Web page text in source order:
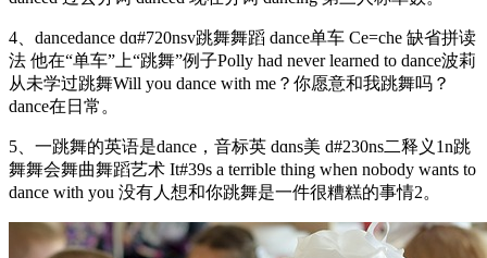
4、dancedance dɑ#720nsv跳舞舞蹈 dance单车 Ce=che 缺省拼读
法 他在“单车”上“跳舞”例子Polly had never learned to dance波莉
从未学过跳舞Will you dance with me？你愿意和我跳舞吗？
dance在日常。
5、一跳舞的英语是dance，音标英 dɑns美 d#230ns二释义1n跳
舞舞会舞曲舞蹈艺术 It#39s a terrible thing when nobody wants to
dance with you 没有人想和你跳舞是一件很糟糕的事情2。